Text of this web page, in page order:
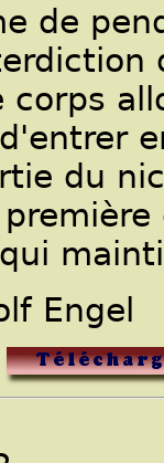
de
corps
du
Engel